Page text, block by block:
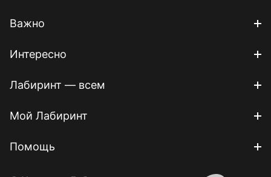
Важно
Интересно
Лабиринт — всем
Мой Лабиринт
Помощь